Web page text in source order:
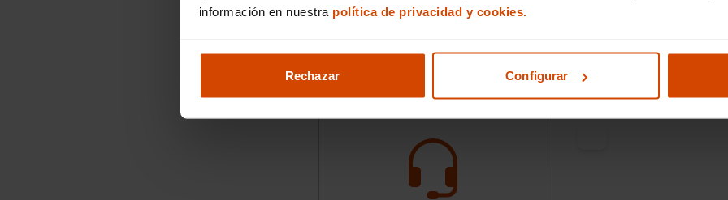
información en nuestra política de privacidad y cookies.
Rechazar Configurar
I.V.A. Deducible Alcalá de Henares